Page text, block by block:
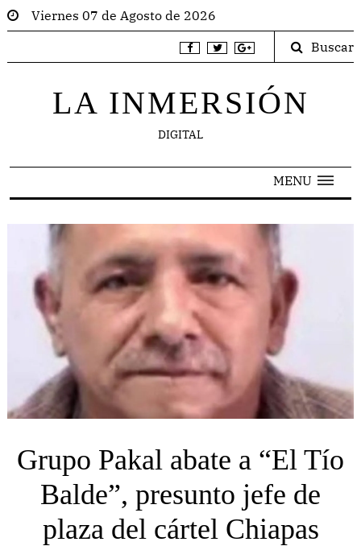
Viernes 07 de Agosto de 2026
Buscar
LA INMERSIÓN
DIGITAL
MENU
Grupo Pakal abate a “El Tío
Balde”, presunto jefe de
plaza del cártel Chiapas